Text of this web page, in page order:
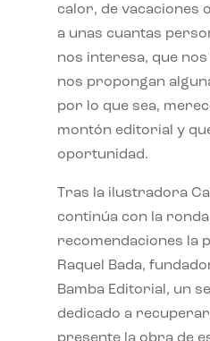
calor, de vacaciones
a unas cuantas
nos interesa, que
nos propongan
por lo que sea,
montón editorial y
oportunidad.
Tras la ilustradora
continúa con la
recomendaciones la
Raquel Bada,
Bamba Editorial, un
dedicado a recuperar